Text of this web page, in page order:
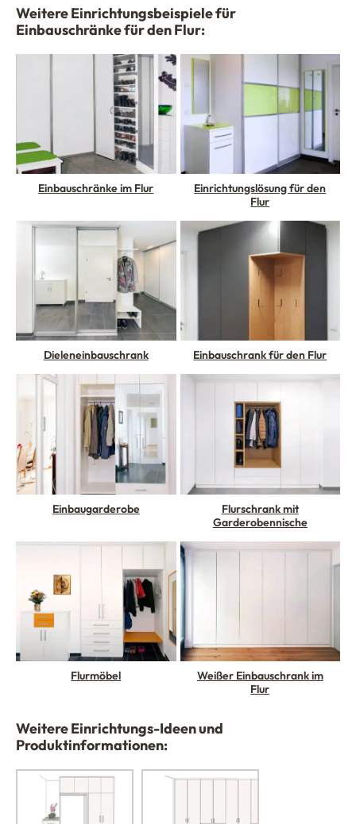
Weitere Einrichtungsbeispiele für
Einbauschränke für den Flur:
Einbauschränke im Flur
Einrichtungslösung für den
Flur
Dieleneinbauschrank Einbauschrank für den Flur
Einbaugarderobe
Flurschrank mit
Garderobennische
Flurmöbel
Weißer Einbauschrank im
Flur
Weitere Einrichtungs-Ideen und
Produktinformationen: